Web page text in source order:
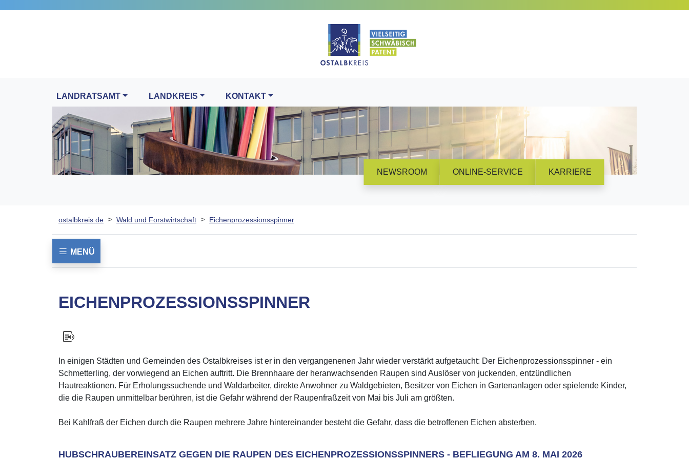
LANDRATSAMT LANDKREIS KONTAKT
NEWSROOM ONLINE-SERVICE KARRIERE
ostalbkreis.de Wald und Forstwirtschaft Eichenprozessionsspinner
MENÜ
EICHENPROZESSIONSSPINNER
In einigen Städten und Gemeinden des Ostalbkreises ist er in den vergangenenen Jahr wieder verstärkt aufgetaucht: Der Eichenprozessionsspinner - ein
Schmetterling, der vorwiegend an Eichen auftritt. Die Brennhaare der heranwachsenden Raupen sind Auslöser von juckenden, entzündlichen
Hautreaktionen. Für Erholungssuchende und Waldarbeiter, direkte Anwohner zu Waldgebieten, Besitzer von Eichen in Gartenanlagen oder spielende Kinder,
die die Raupen unmittelbar berühren, ist die Gefahr während der Raupenfraßzeit von Mai bis Juli am größten.
Bei Kahlfraß der Eichen durch die Raupen mehrere Jahre hintereinander besteht die Gefahr, dass die betroffenen Eichen absterben.
HUBSCHRAUBEREINSATZ GEGEN DIE RAUPEN DES EICHENPROZESSIONSSPINNERS - BEFLIEGUNG AM 8. MAI 2026